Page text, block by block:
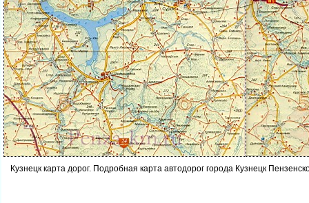
Кузнецк карта дорог. Подробная карта автодорог города Кузнецк